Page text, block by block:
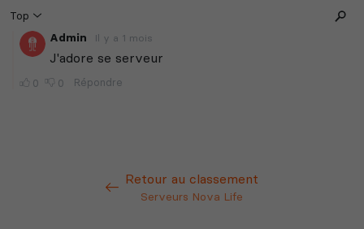
Retour au classement
Serveurs Nova Life